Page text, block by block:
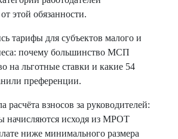
этой обязанности.
тарифы для субъектов малого и
почему большинство МСП
на льготные ставки и какие 54
преференции.
расчёта взносов за руководителей:
начисляются исходя из МРОТ
ниже минимального размера